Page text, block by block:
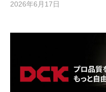
2026年6月17日
ィ